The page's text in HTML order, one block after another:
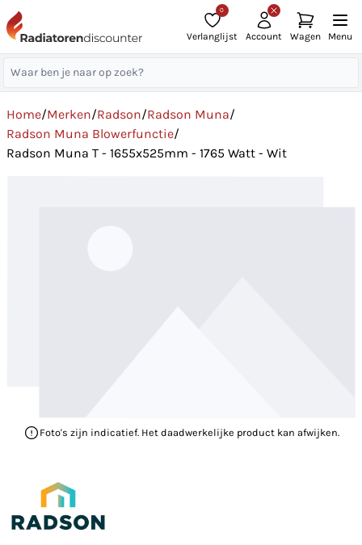
0
Verlanglijst Account Wagen Menu
Home/Merken/Radson/Radson Muna/
Radson Muna Blowerfunctie/
Radson Muna T - 1655x525mm - 1765 Watt - Wit
Foto's zijn indicatief. Het daadwerkelijke product kan afwijken.